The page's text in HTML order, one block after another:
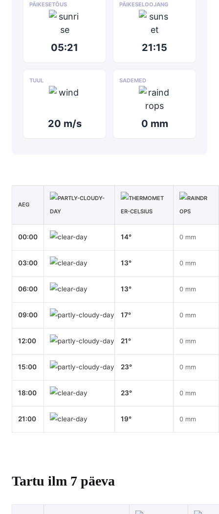
PÄIKESETÕUS
05:21
PÄIKESELOOJANG
21:15
TUUL
20 m/s
SADEMED
0 mm
AEG
00:00 14° 0 mm
03:00 13° 0 mm
06:00 13° 0 mm
09:00 17° 0 mm
12:00 21° 0 mm
15:00 23° 0 mm
18:00 23° 0 mm
21:00 19° 0 mm
Tartu ilm 7 päeva